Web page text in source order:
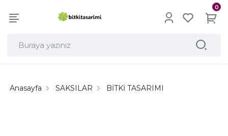
0
Anasayfa SAKSILAR BİTKİ TASARIMI